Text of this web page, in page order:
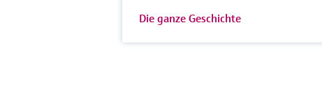
Die ganze Geschichte